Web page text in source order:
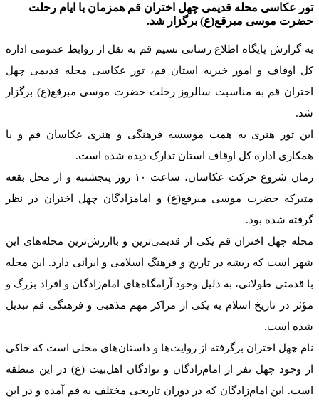
تور عکاسی محله قدیمی چهل اختران قم همزمان با ایام رحلت
حضرت موسی مبرقع(ع) برگزار شد.
به گزارش پایگاه اطلاع رسانی نسیم قم به نقل از روابط عمومی اداره
کل اوقاف و امور خیریه استان قم، تور عکاسی محله قدیمی چهل
اختران قم به مناسبت سالروز رحلت حضرت موسی مبرقع(ع) برگزار
شد.
این تور هنری به همت موسسه فرهنگی و هنری عکاسان قم و با
همکاری اداره کل اوقاف استان تدارک دیده شده است.
زمان شروع حرکت عکاسان، ساعت ۱۰ روز پنجشنبه و از محل بقعه
متبرکه حضرت موسی مبرقع(ع) و امامزادگان چهل اختران در نظر
گرفته شده بود.
محله چهل اختران قم یکی از قدیمی‌ترین و باارزش‌ترین محله‌های این
شهر است که ریشه در تاریخ و فرهنگ اسلامی و ایرانی دارد. این محله
با قدمتی طولانی، به دلیل وجود آرامگاه‌های امام‌زادگان و افراد بزرگ و
مؤثر در تاریخ اسلام به یکی از مراکز مهم مذهبی و فرهنگی قم تبدیل
شده است.
نام چهل اختران برگرفته از روایت‌ها و داستان‌های محلی است که حاکی
از وجود چهل نفر از امام‌زادگان و نوادگان اهل‌بیت (ع) در این منطقه
است. این امام‌زادگان که در دوران تاریخی مختلف به قم آمده و در این